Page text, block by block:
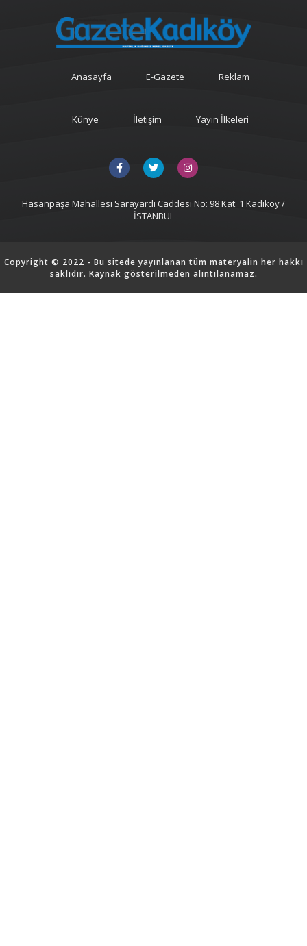
Anasayfa E-Gazete Reklam
Künye İletişim Yayın İlkeleri
Hasanpaşa Mahallesi Sarayardi Caddesi No: 98 Kat: 1 Kadıköy /
İSTANBUL
Copyright © 2022 - Bu sitede yayınlanan tüm materyalin her hakkı
saklıdır. Kaynak gösterilmeden alıntılanamaz.